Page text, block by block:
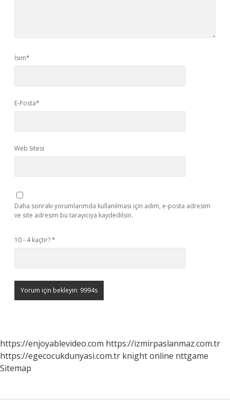
İsim*
E-Posta*
Web Sitesi
Daha sonraki yorumlarımda kullanılması için adım, e-posta adresim
ve site adresim bu tarayıcıya kaydedilsin.
10 - 4 kaçtır?*
https://enjoyablevideo.com https://izmirpaslanmaz.com.tr
https://egecocukdunyasi.com.tr knight online nttgame
Sitemap